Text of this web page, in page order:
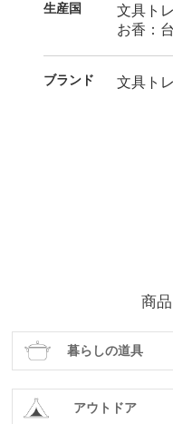
生産国
文具ト
お香：
ブランド 文具ト
商
暮らしの道具
アウトドア